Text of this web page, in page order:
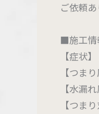
ご依頼
■施工情
【症状
【つま
【水漏
【つま